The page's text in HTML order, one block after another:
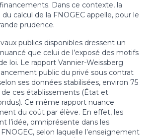
Dans ce contexte, la
calcul de la FNOGEC appelle, pour le
prudence.
publics disponibles dressent un
que celui de l’exposé des motifs
loi. Le rapport Vannier-Weissberg
public du privé sous contrat
ses données stabilisées, environ 75
de ces établissements (État et
Ce même rapport nuance
du coût par élève. En effet, les
l’idée, omniprésente dans les
selon laquelle l’enseignement